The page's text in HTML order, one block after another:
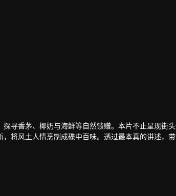
寻香茅、椰奶与海鲜等自然馈赠。本片不止呈现街
将风土人情烹制成碟中百味。透过最本真的讲述，